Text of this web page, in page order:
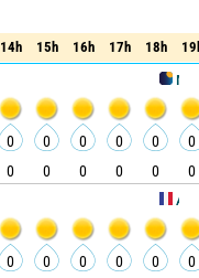
détaillé synthétique
METEO
AROME HD
14h 15h 16h 17h 18h
14h 15h 16h 17h 18h
0 0 0 0 0
0
0 0 0 0 0 0
0 0 0 0 0
0